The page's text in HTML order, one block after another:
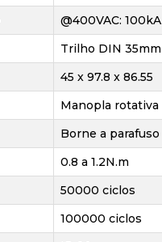
@400VAC: 100kA
Trilho DIN 35mm
45 x 97.8 x 86.55
Manopla rotativa
Borne a parafuso
0.8 a 1.2N.m
50000 ciclos
100000 ciclos